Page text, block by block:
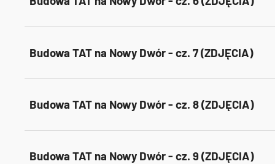
Budowa TAT na Nowy Dwór - cz. 7 (ZDJĘCIA)
Budowa TAT na Nowy Dwór - cz. 8 (ZDJĘCIA)
Budowa TAT na Nowy Dwór - cz. 9 (ZDJĘCIA)